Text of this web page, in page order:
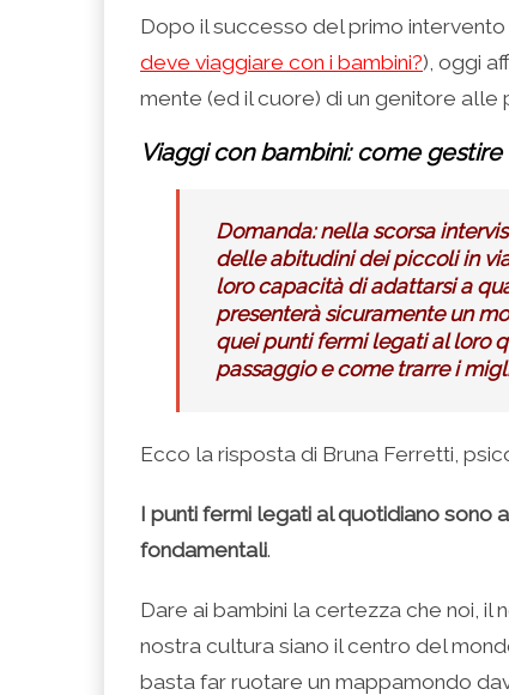
Dopo il successo del primo
deve viaggiare con i bambini?), oggi
mente (ed il cuore) di un genitore alle
Viaggi con bambini: come
Domanda: nella scorsa
delle abitudini dei piccoli in
loro capacità di adattarsi a
presenterà sicuramente un
quei punti fermi legati al loro
passaggio e come trarre i
Ecco la risposta di Bruna Ferretti,
I punti fermi legati al quotidiano sono
fondamentali.
Dare ai bambini la certezza che noi, il
nostra cultura siano il centro del
basta far ruotare un mappamondo